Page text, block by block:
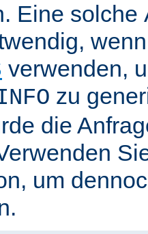
Eine solche
verwenden,
zu
die
um